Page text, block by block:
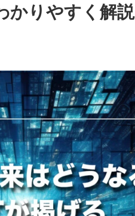
かりやすく解説